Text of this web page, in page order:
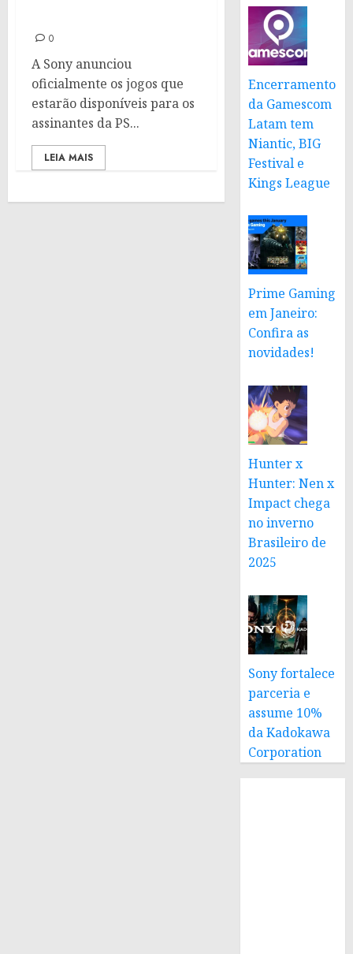
0
A Sony anunciou
oficialmente os jogos que
estarão disponíveis para os
assinantes da PS...
LEIA MAIS
Encerramento
da Gamescom
Latam tem
Niantic, BIG
Festival e
Kings League
Prime Gaming
em Janeiro:
Confira as
novidades!
Hunter x
Hunter: Nen x
Impact chega
no inverno
Brasileiro de
2025
Sony fortalece
parceria e
assume 10%
da Kadokawa
Corporation